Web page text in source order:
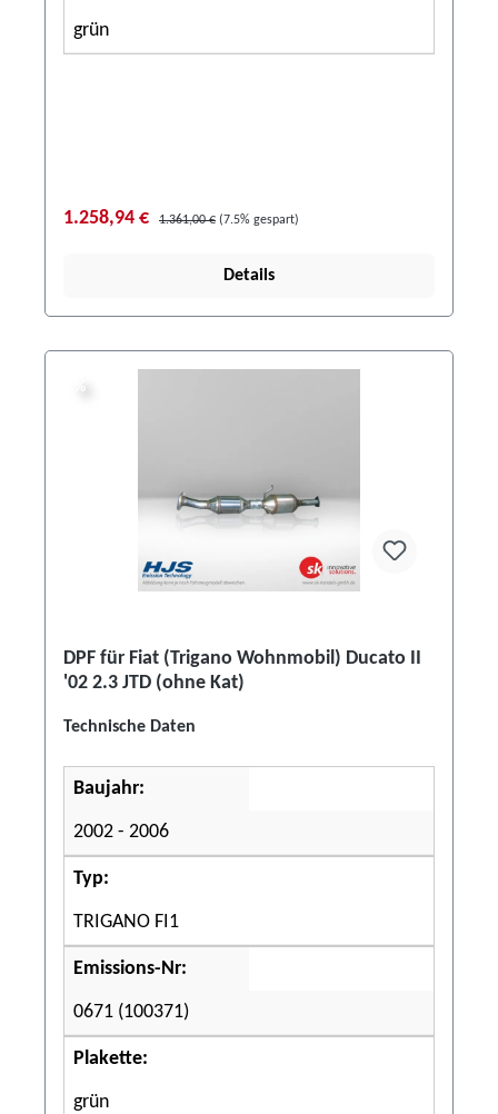
grün
1.258,94 € 1.361,00 € (7.5% gespart)
Details
DPF für Fiat (Trigano Wohnmobil) Ducato II
'02 2.3 JTD (ohne Kat)
Technische Daten
Baujahr:
2002 - 2006
Typ:
TRIGANO FI1
Emissions-Nr:
0671 (100371)
Plakette:
grün